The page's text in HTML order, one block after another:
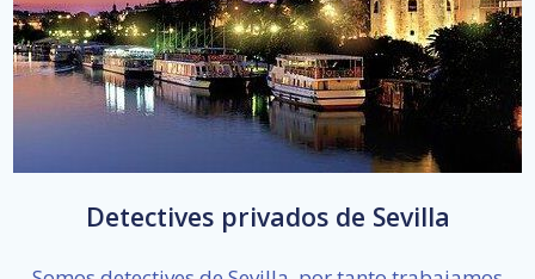
Detectives privados de Sevilla